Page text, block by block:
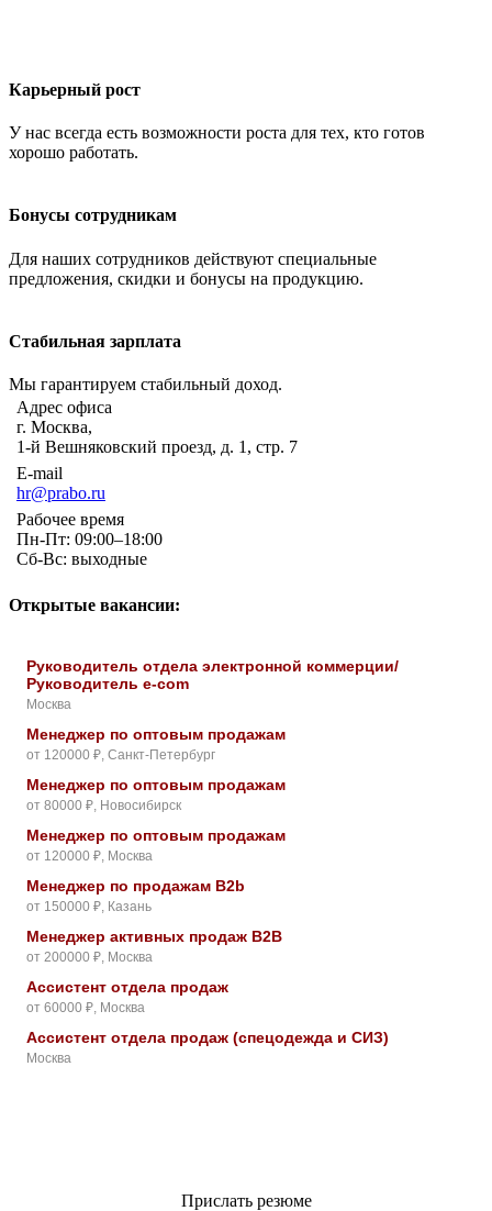
Карьерный рост
У нас всегда есть возможности роста для тех, кто готов
хорошо работать.
Бонусы сотрудникам
Для наших сотрудников действуют специальные
предложения, скидки и бонусы на продукцию.
Стабильная зарплата
Мы гарантируем стабильный доход.
Адрес офиса
г. Москва,
1-й Вешняковский проезд, д. 1, стр. 7
E-mail
hr@prabo.ru
Рабочее время
Пн-Пт: 09:00–18:00
Сб-Вс: выходные
Открытые вакансии:
Руководитель отдела электронной коммерции/
Руководитель e-com
Москва
Менеджер по оптовым продажам
от 120000 ₽, Санкт-Петербург
Менеджер по оптовым продажам
от 80000 ₽, Новосибирск
Менеджер по оптовым продажам
от 120000 ₽, Москва
Менеджер по продажам B2b
от 150000 ₽, Казань
Менеджер активных продаж B2B
от 200000 ₽, Москва
Ассистент отдела продаж
от 60000 ₽, Москва
Ассистент отдела продаж (спецодежда и СИЗ)
Москва
Прислать резюме